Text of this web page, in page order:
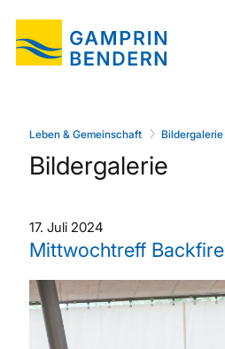
Leben & Gemeinschaft Bildergalerie
Bildergalerie
17. Juli 2024
Mittwochtreff Backfire